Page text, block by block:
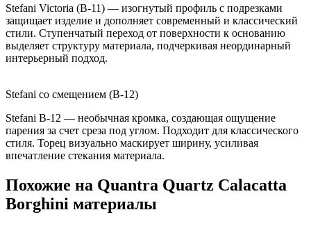
Stefani Victoria (B-11) — изогнутый профиль с подрезками
защищает изделие и дополняет современный и классический
стили. Ступенчатый переход от поверхности к основанию
выделяет структуру материала, подчеркивая неординарный
интерьерный подход.
Stefani со смещением (B-12)
Stefani B-12 — необычная кромка, создающая ощущение
парения за счет среза под углом. Подходит для классического
стиля. Торец визуально маскирует ширину, усиливая
впечатление стекания материала.
Похожие на Quantra Quartz Calacatta
Borghini материалы